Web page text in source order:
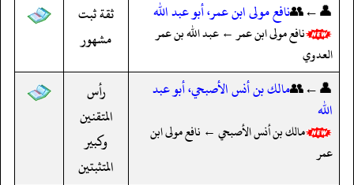
👤←👥نافع مولى ابن عمر، أبو عبد الله
نافع مولى ابن عمر ← عبد الله بن عمر
العدوي
ثقة ثبت
مشهور
👤←👥مالك بن أنس الأصبحي، أبو عبد
الله
مالك بن أنس الأصبحي ← نافع مولى ابن
عمر
رأس
المتقنين
وكبير
المتثبتين